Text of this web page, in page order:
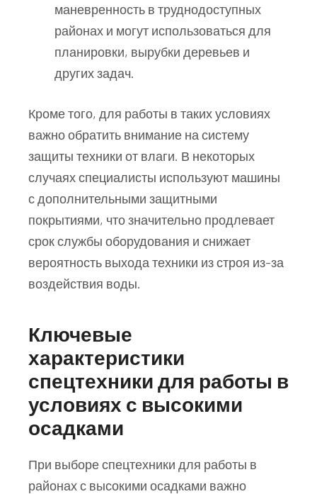
маневренность в труднодоступных
районах и могут использоваться для
планировки, вырубки деревьев и
других задач.
Кроме того, для работы в таких условиях
важно обратить внимание на систему
защиты техники от влаги. В некоторых
случаях специалисты используют машины
с дополнительными защитными
покрытиями, что значительно продлевает
срок службы оборудования и снижает
вероятность выхода техники из строя из-за
воздействия воды.
Ключевые
характеристики
спецтехники для работы в
условиях с высокими
осадками
При выборе спецтехники для работы в
районах с высокими осадками важно